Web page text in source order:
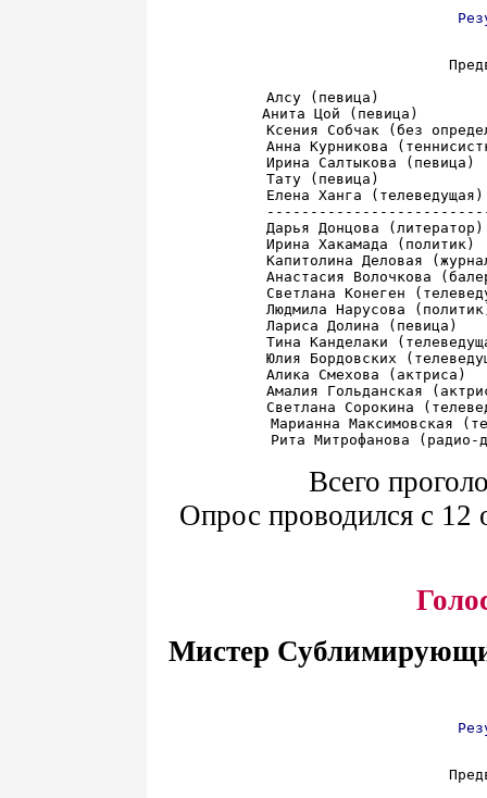
Алсу (певица)
Анита Цой (певица)
Ксения Собчак (без
Анна Курникова
Ирина Салтыкова
Тату (певица)
Елена Ханга
Дарья Донцова
Ирина Хакамада
Капитолина Деловая
Анастасия Волочкова
Светлана Конеген
Людмила Нарусова
Лариса Долина
Тина Канделаки
Юлия Бордовских
Алика Смехова
Амалия Гольданская
Светлана Сорокина
Марианна
Всего
Опрос проводился с 12
Мистер